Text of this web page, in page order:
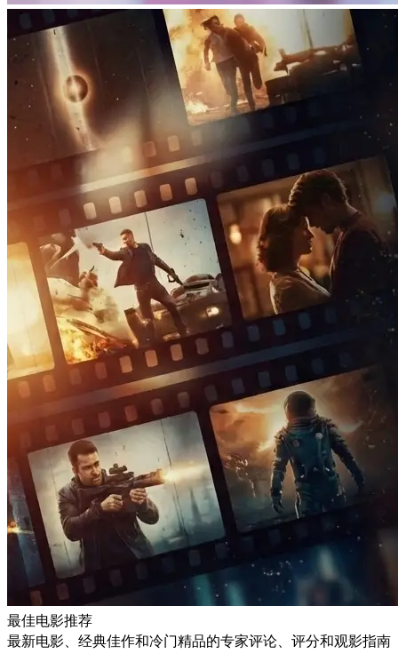
最佳电影推荐
最新电影、经典佳作和冷门精品的专家评论、评分和观影指南